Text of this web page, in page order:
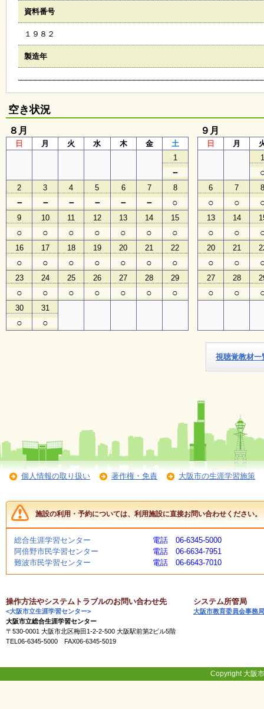
オ
ラ
ン
ジ
ン
い
ち
ょ
う
子
ど
も
向
け
イ
ベ
ン
ト
ガ
イ
ド
あ
る
問
講
師
・
イ
ト
ラ
ク
タ
ー
募
資料番号
１９８２
製造年
空き状況
８月
日 月 火 水 木 金
土
1
－
2
－
3
－
4
－
5
－
6
－
7
－
8
○
9
○
10
○
11
○
12
○
13
○
14
○
15
○
16
○
17
○
18
○
19
○
20
○
21
○
22
○
23
○
24
○
25
○
26
○
27
○
28
○
29
○
30
○
31
○
９月
日 月
6
○
7
○
13
○
14
○
20
○
21
○
27
○
28
○
視聴覚教材一
個人情報の取り扱い 著作権・免責 大阪市の生涯学習施策
施設の利用・予約については、利用施設に直接お問い合わせください。
総合生涯学習センター
電話 06-6345-5000
阿倍野市民学習センター
電話 06-6634-7951
難波市民学習センター
電話 06-6643-7010
操作方法やシステムトラブルのお問い合わせ先
<大阪市立生涯学習センター>
大阪市立総合生涯学習センター
〒530-0001 大阪市北区梅田1-2-2-500 大阪駅前第2ビル5階
TEL06-6345-5000 FAX06-6345-5019
システム所管局
大阪市教育委員会事務局
Copyright 大阪